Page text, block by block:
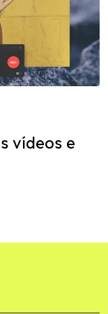
vídeos e